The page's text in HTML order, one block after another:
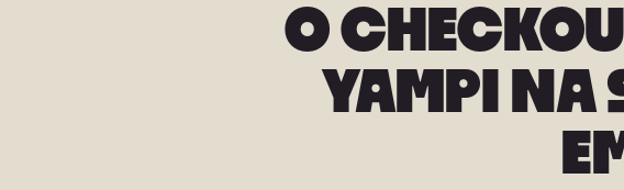
O
YAMPI NA